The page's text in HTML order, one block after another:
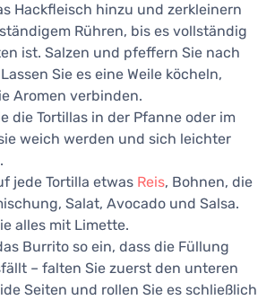
Hackfleisch hinzu und zerkleinern
Rühren, bis es vollständig
ist. Salzen und pfeffern Sie nach
Sie es eine Weile köcheln,
Aromen verbinden.
die Tortillas in der Pfanne oder im
weich werden und sich leichter
jede Tortilla etwas Reis, Bohnen, die
Salat, Avocado und Salsa.
alles mit Limette.
Burrito so ein, dass die Füllung
– falten Sie zuerst den unteren
Seiten und rollen Sie es schließlich